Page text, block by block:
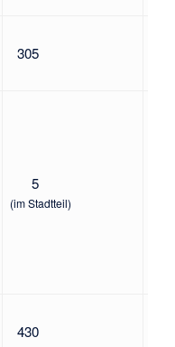
305
5
(im Stadtteil)
430